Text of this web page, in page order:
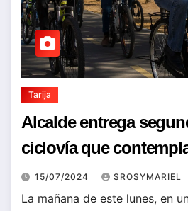
Tarija
Alcalde entrega
ciclovía que
15/07/2024 SROSYMARIEL
La mañana de este lunes, en